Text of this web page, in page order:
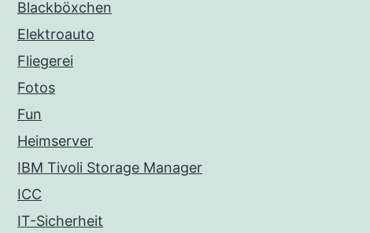
Blackböxchen
Elektroauto
Fliegerei
Fotos
Fun
Heimserver
IBM Tivoli Storage Manager
ICC
IT-Sicherheit